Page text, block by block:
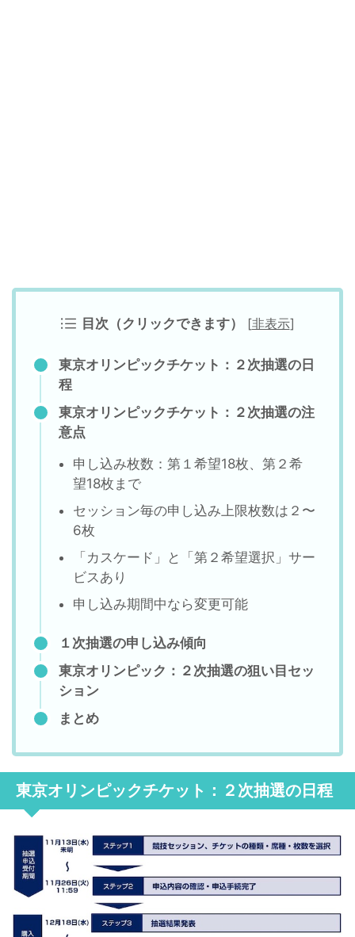
目次（クリックできます） [非表示]
東京オリンピックチケット：２次抽選の日
程
東京オリンピックチケット：２次抽選の注
意点
申し込み枚数：第１希望18枚、第２希
望18枚まで
セッション毎の申し込み上限枚数は２〜
6枚
「カスケード」と「第２希望選択」サー
ビスあり
申し込み期間中なら変更可能
１次抽選の申し込み傾向
東京オリンピック：２次抽選の狙い目セッ
ション
まとめ
東京オリンピックチケット：２次抽選の日程